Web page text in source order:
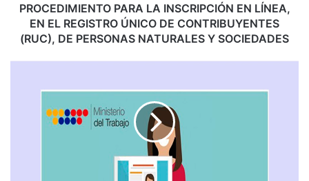
P
PROCEDIMIENTO PARA LA INSCRIPCIÓN EN LÍNEA,
EN EL REGISTRO ÚNICO DE CONTRIBUYENTES
(RUC), DE PERSONAS NATURALES Y SOCIEDADES